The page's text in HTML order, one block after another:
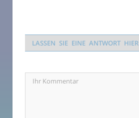
LASSEN SIE EINE ANTWORT HIER